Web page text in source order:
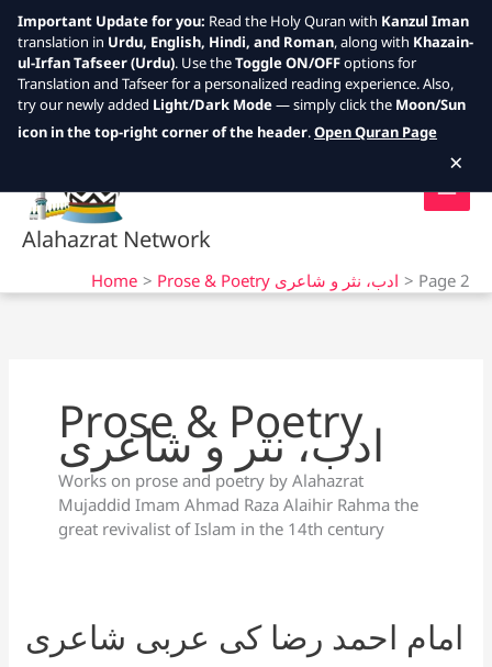
Skip
Alahazrat Network
Home Prose & Poetry ادب، نثر و شاعری Page 2
Prose & Poetry
ادب، نثر و شاعری
Works on prose and poetry by Alahazrat
Mujaddid Imam Ahmad Raza Alaihir Rahma the
great revivalist of Islam in the 14th century
امام احمد رضا کی عربی شاعری
Important Update for you: Read the Holy Quran with Kanzul Iman
translation in Urdu, English, Hindi, and Roman, along with Khazain-
ul-Irfan Tafseer (Urdu). Use theToggle ON/OFFoptions for
Translation and Tafseer for a personalized reading experience. Also,
try our newly added Light/Dark Mode— simply click the Moon/Sun
icon in the top-right corner of the header.Open Quran Page
×